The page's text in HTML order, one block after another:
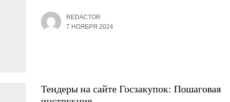
REDACTOR
7 НОЯБРЯ 2024
Тендеры на сайте Госзакупок: Пошаговая